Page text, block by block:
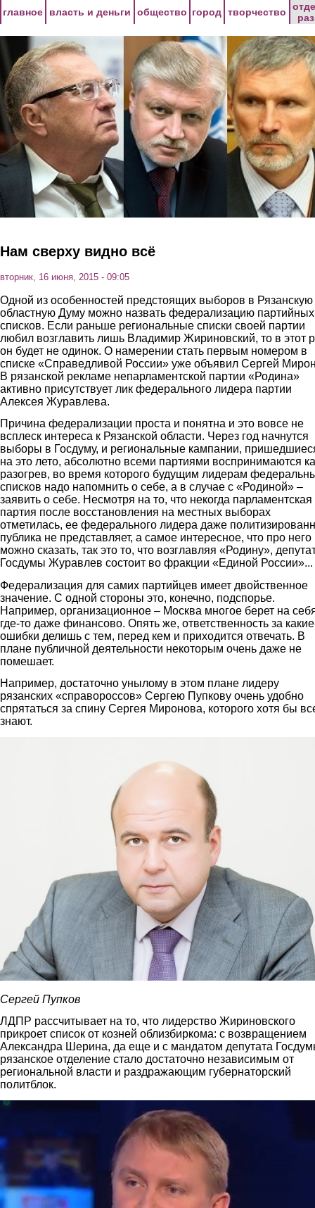
главное власть и деньги общество город творчество
Нам сверху видно всё
вторник, 16 июня, 2015 - 09:05
Одной из особенностей предстоящих выборов в Рязанскую
областную Думу можно назвать федерализацию партийных
списков. Если раньше региональные списки своей партии
любил возглавить лишь Владимир Жириновский, то в этот
он будет не одинок. О намерении стать первым номером в
списке «Справедливой России» уже объявил Сергей
В рязанской рекламе непарламентской партии «Родина»
активно присутствует лик федерального лидера партии
Алексея Журавлева.
Причина федерализации проста и понятна и это вовсе не
всплеск интереса к Рязанской области. Через год начнутся
выборы в Госдуму, и региональные кампании,
на это лето, абсолютно всеми партиями воспринимаются
разогрев, во время которого будущим лидерам
списков надо напомнить о себе, а в случае с «Родиной» –
заявить о себе. Несмотря на то, что некогда парламентская
партия после восстановления на местных выборах
отметилась, ее федерального лидера даже
публика не представляет, а самое интересное, что про него
можно сказать, так это то, что возглавляя «Родину»,
Госдумы Журавлев состоит во фракции «Единой России»...
Федерализация для самих партийцев имеет двойственное
значение. С одной стороны это, конечно, подспорье.
Например, организационное – Москва многое берет на
где-то даже финансово. Опять же, ответственность за
ошибки делишь с тем, перед кем и приходится отвечать. В
плане публичной деятельности некоторым очень даже не
помешает.
Например, достаточно унылому в этом плане лидеру
рязанских «справороссов» Сергею Пупкову очень удобно
спрятаться за спину Сергея Миронова, которого хотя бы
знают.
Сергей Пупков
ЛДПР рассчитывает на то, что лидерство Жириновского
прикроет список от козней облизбиркома: с возвращением
Александра Шерина, да еще и с мандатом депутата
рязанское отделение стало достаточно независимым от
региональной власти и раздражающим губернаторский
политблок.